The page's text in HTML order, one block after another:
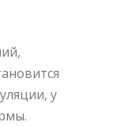
у